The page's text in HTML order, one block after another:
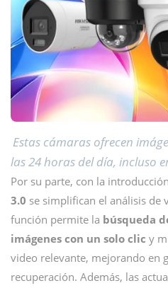
Estas cámaras ofrecen
las 24 horas del día, incluso
Por su parte, con la
3.0 se simplifican el análisis de
función permite la búsqueda
imágenes con un solo clic y
video relevante, mejorando en
recuperación. Además, las